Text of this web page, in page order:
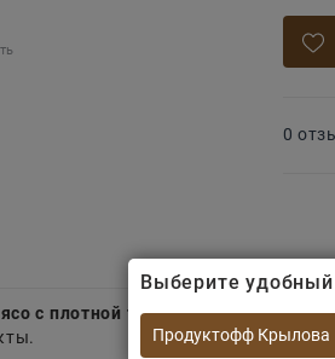
0
с плотной текстурой и
Выберите
Продуктофф Крылова